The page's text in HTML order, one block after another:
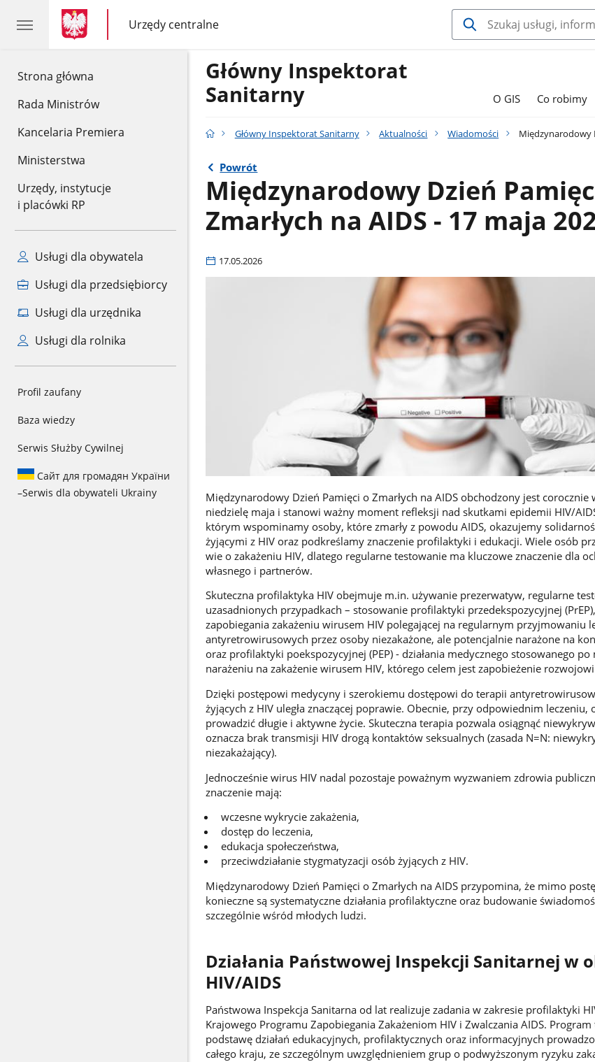
Strona główna
Rada Ministrów
Kancelaria Premiera
Ministerstwa
Urzędy, instytucje
i placówki RP
Usługi dla obywatela
Usługi dla przedsiębiorcy
Usługi dla urzędnika
Usługi dla rolnika
Profil zaufany
Baza wiedzy
Serwis Służby Cywilnej
Сайт для громадян України
–Serwis dla obywateli Ukrainy
gov.pl
gov.pl
Urzędy centralne
gov.pl
Urzędy
centralne
Główny Inspektorat
Sanitarny
O GIS Co robimy
Główny Inspektorat Sanitarny Aktualności Wiadomości Międzynarodowy
Powrót
Międzynarodowy Dzień
Zmarłych na AIDS - 17 maja
17.05.2026
Międzynarodowy Dzień Pamięci o Zmarłych na AIDS obchodzony jest corocznie
niedzielę maja i stanowi ważny moment refleksji nad skutkami epidemii HIV/
którym wspominamy osoby, które zmarły z powodu AIDS, okazujemy
żyjącymi z HIV oraz podkreślamy znaczenie profilaktyki i edukacji. Wiele osób
wie o zakażeniu HIV, dlatego regularne testowanie ma kluczowe znaczenie dla
własnego i partnerów.
Skuteczna profilaktyka HIV obejmuje m.in. używanie prezerwatyw, regularne
uzasadnionych przypadkach – stosowanie profilaktyki przedekspozycyjnej
zapobiegania zakażeniu wirusem HIV polegającej na regularnym przyjmowaniu
antyretrowirusowych przez osoby niezakażone, ale potencjalnie narażone na
oraz profilaktyki poekspozycyjnej (PEP) - działania medycznego stosowanego
narażeniu na zakażenie wirusem HIV, którego celem jest zapobieżenie
Dzięki postępowi medycyny i szerokiemu dostępowi do terapii
żyjących z HIV uległa znaczącej poprawie. Obecnie, przy odpowiednim leczeniu,
prowadzić długie i aktywne życie. Skuteczna terapia pozwala osiągnąć
oznacza brak transmisji HIV drogą kontaktów seksualnych (zasada N=N:
niezakażający).
Jednocześnie wirus HIV nadal pozostaje poważnym wyzwaniem zdrowia
znaczenie mają:
wczesne wykrycie zakażenia,
dostęp do leczenia,
edukacja społeczeństwa,
przeciwdziałanie stygmatyzacji osób żyjących z HIV.
Międzynarodowy Dzień Pamięci o Zmarłych na AIDS przypomina, że mimo
konieczne są systematyczne działania profilaktyczne oraz budowanie
szczególnie wśród młodych ludzi.
Działania Państwowej Inspekcji Sanitarnej w
HIV/AIDS
Państwowa Inspekcja Sanitarna od lat realizuje zadania w zakresie profilaktyki
Krajowego Programu Zapobiegania Zakażeniom HIV i Zwalczania AIDS.
podstawę działań edukacyjnych, profilaktycznych oraz informacyjnych
całego kraju, ze szczególnym uwzględnieniem grup o podwyższonym ryzyku